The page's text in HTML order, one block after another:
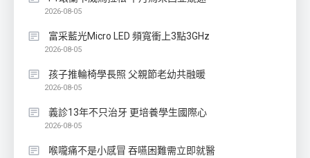
2026-08-05
富采藍光Micro LED 頻寬衝上3點3GHz
2026-08-05
孩子推輪椅學長照 父親節老幼共融暖
2026-08-05
義診13年不只治牙 更培養學生國際心
2026-08-05
喉嚨痛不是小感冒 吞嚥困難需立即就醫